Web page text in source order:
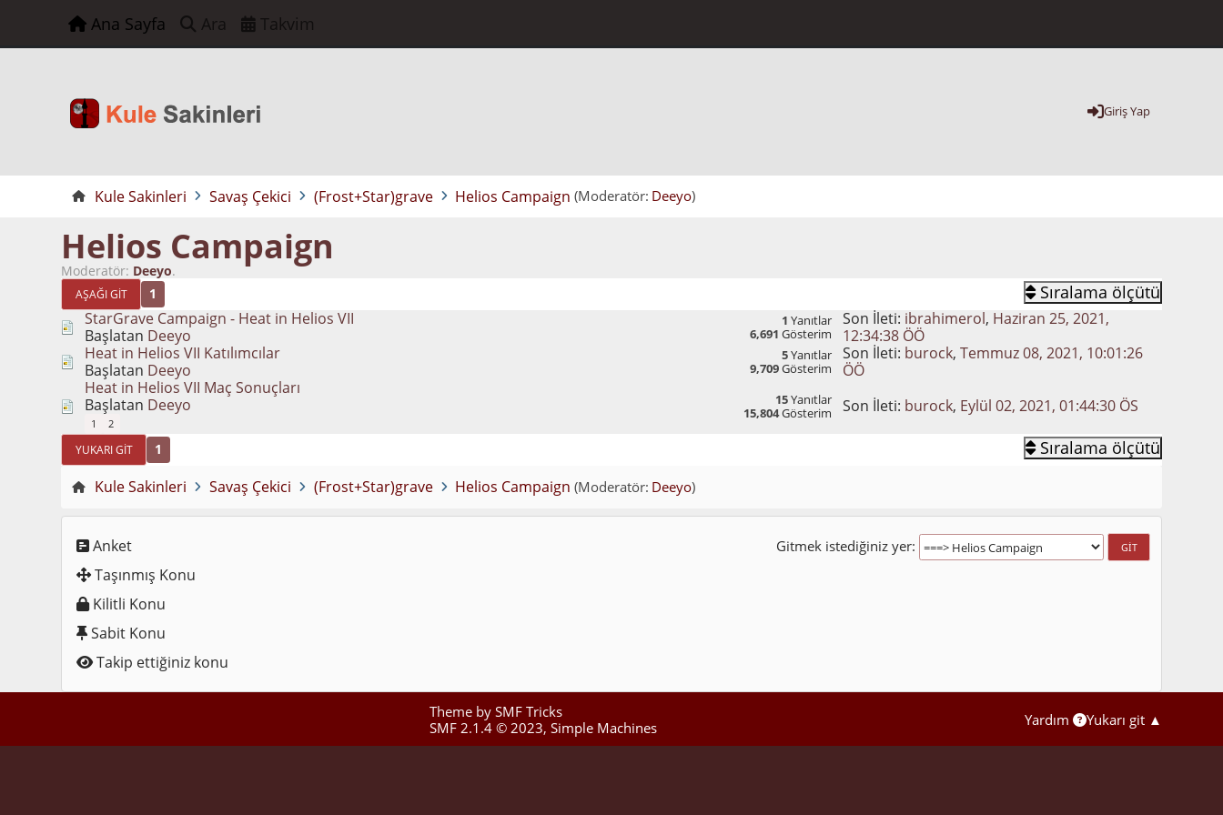
Ana Sayfa Ara Takvim
Giriş Yap
Kule Sakinleri Savaş Çekici (Frost+Star)grave Helios Campaign (Moderatör: Deeyo)
Helios Campaign
Moderatör: Deeyo.
AŞAĞI GIT 1 Sıralama ölçütü
StarGrave Campaign - Heat in Helios VII
Başlatan Deeyo
1 Yanıtlar
6,691 Gösterim
Son İleti: ibrahimerol, Haziran 25, 2021,
12:34:38 ÖÖ
Heat in Helios VII Katılımcılar
Başlatan Deeyo
5Yanıtlar
9,709Gösterim
Son İleti: burock, Temmuz 08, 2021, 10:01:26
ÖÖ
Heat in Helios VII Maç Sonuçları
Başlatan Deeyo
1 2
15Yanıtlar
15,804Gösterim Son İleti: burock, Eylül 02, 2021, 01:44:30 ÖS
YUKARI GIT 1 Sıralama ölçütü
Kule Sakinleri Savaş Çekici (Frost+Star)grave Helios Campaign (Moderatör: Deeyo)
Gitmek istediğiniz yer
Anket
Taşınmış Konu
Kilitli Konu
Sabit Konu
Takip ettiğiniz konu
Theme by SMF Tricks
SMF 2.1.4 © 2023, Simple Machines Yardım Yukarı git ▲